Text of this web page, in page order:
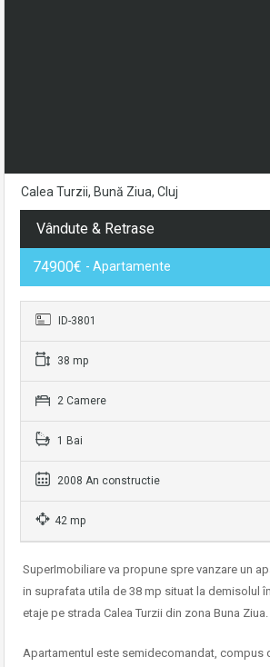
Calea Turzii, Bună Ziua, Cluj
Vândute & Retrase
74900€ - Apartamente
ID-3801
38 mp
2 Camere
1 Bai
2008 An constructie
42 mp
SuperImobiliare va propune spre vanzare un
in suprafata utila de 38 mp situat la demisolul
etaje pe strada Calea Turzii din zona Buna Ziua.
Apartamentul este semidecomandat, compus